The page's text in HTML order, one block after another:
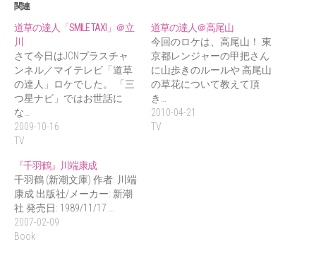
関連
道草の達人「SMILE TAXI」＠立
川
さて今日はJCNプラスチャ
ンネル／マイテレビ「道草
の達人」ロケでした。 「三
つ星ナビ」ではお世話に
な…
2009-10-16
TV
道草の達人＠高尾山
今回のロケは、高尾山！ 東
京都レンジャーの甲把さん
に山歩きのルールや 高尾山
の草花について教えて頂
き…
2010-04-21
TV
『千羽鶴』川端康成
千羽鶴 (新潮文庫) 作者: 川端
康成 出版社/メーカー: 新潮
社 発売日: 1989/11/17 …
2007-02-09
Book